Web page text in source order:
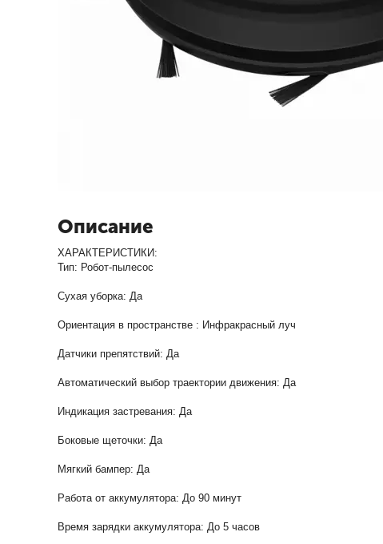
Описание
ХАРАКТЕРИСТИКИ:
Тип: Робот-пылесос
Сухая уборка: Да
Ориентация в пространстве : Инфракрасный луч
Датчики препятствий: Да
Автоматический выбор траектории движения: Да
Индикация застревания: Да
Боковые щеточки: Да
Мягкий бампер: Да
Работа от аккумулятора: До 90 минут
Время зарядки аккумулятора: До 5 часов